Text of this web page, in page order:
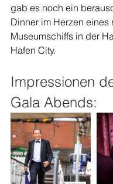
gab es noch ein
Dinner im Herzen eines
Museumschiffs in der
Hafen City.
Impressionen
Gala Abends: